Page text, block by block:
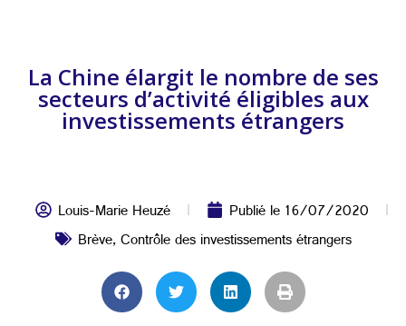
La Chine élargit le nombre de ses
secteurs d’activité éligibles aux
investissements étrangers
Louis-Marie Heuzé Publié le16/07/2020
Brève,Contrôle des investissements étrangers